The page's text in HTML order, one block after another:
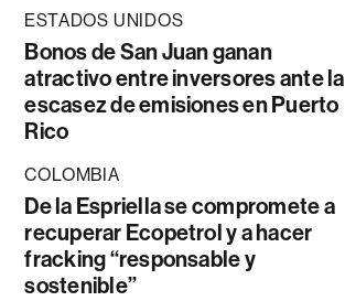
ESTADOS UNIDOS
Bonos de San Juan ganan
atractivo entre inversores ante la
escasez de emisiones en Puerto
Rico
COLOMBIA
De la Espriella se compromete a
recuperar Ecopetrol y a hacer
fracking “responsable y
sostenible”